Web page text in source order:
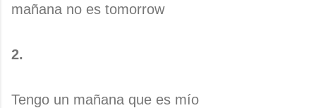
mañana no es tomorrow
2.
Tengo un mañana que es mío